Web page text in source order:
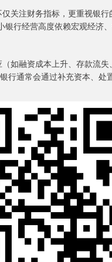
注财务指标，更重视银行
行经营高度依赖宏观经济
融资成本上升、存款流失
通常会通过补充资本、处